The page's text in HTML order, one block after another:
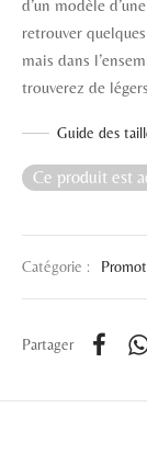
d’un modèle
retrouver
mais dans
trouverez de
Guide des
Ce produit est
Catégorie :
Partager